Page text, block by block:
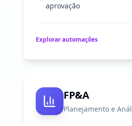
aprovação
Explorar automações
FP&A
Planejamento e